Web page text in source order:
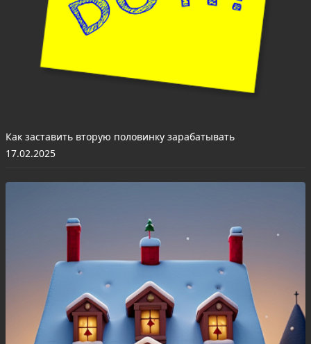
Как заставить вторую половинку зарабатывать
17.02.2025